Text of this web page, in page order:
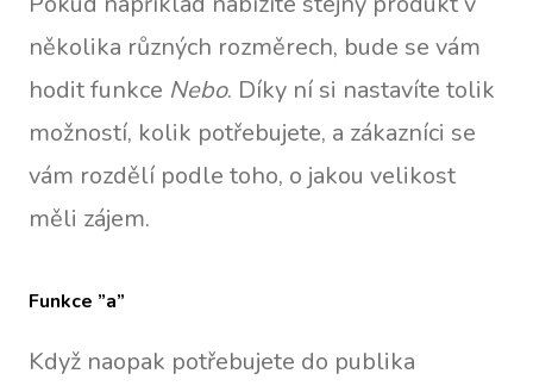
několika různých rozměrech, bude se vám
hodit funkce Nebo. Díky ní si nastavíte tolik
možností, kolik potřebujete, a zákazníci se
vám rozdělí podle toho, o jakou velikost
měli zájem.
Funkce ”a”
Když naopak potřebujete do publika